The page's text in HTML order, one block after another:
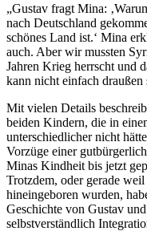
„Gustav fragt Mina:
nach Deutschland
schönes Land ist.‘ Mina
auch. Aber wir mussten
Jahren Krieg herrscht und
kann nicht einfach
Mit vielen Details
beiden Kindern, die in
unterschiedlicher nicht
Vorzüge einer
Minas Kindheit bis jetzt
Trotzdem, oder gerade
hineingeboren wurden,
Geschichte von Gustav
selbstverständlich